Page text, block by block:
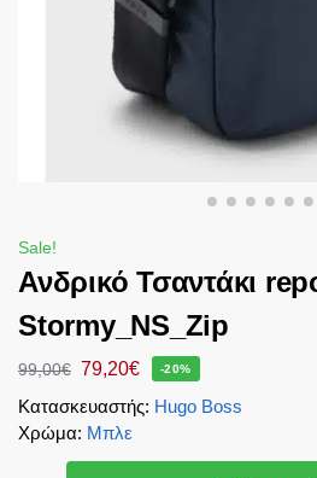
Sale!
Ανδρικό Τσαντάκι
Stormy_NS_Zip
99,00€ 79,20€ -20%
Κατασκευαστής: Hugo Boss
Χρώμα: Μπλε